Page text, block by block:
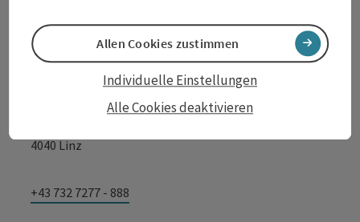
Tourismusverband Donauregion
Oberösterreich
WGD Donau Oberösterreich Tourismus
4040 Linz
+43 732 7277 - 888
Alle Cookies deaktivieren
Individuelle Einstellungen
Allen Cookies zustimmen